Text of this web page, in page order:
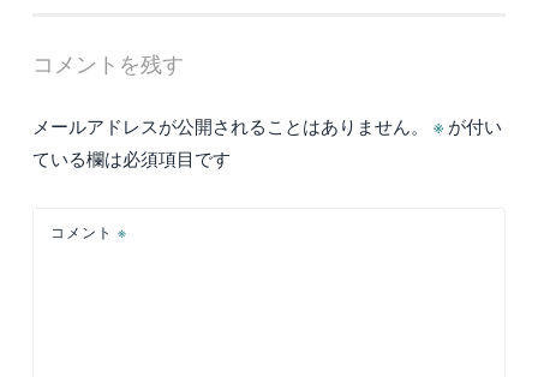
ビ
ー
シ
コメントを残す
メールアドレスが公開されることはありません。 ※ が付い
ている欄は必須項目です
コメント ※